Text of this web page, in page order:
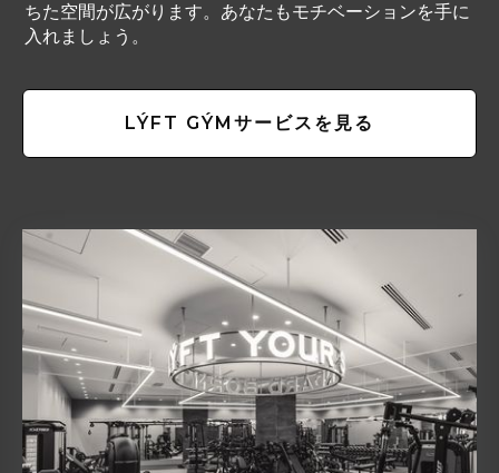
ちた空間が広がります。あなたもモチベーションを手に
入れましょう。
LÝFT GÝMサービスを見る